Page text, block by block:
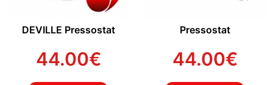
DEVILLE Pressostat
44.00€
Pressostat
44.00€